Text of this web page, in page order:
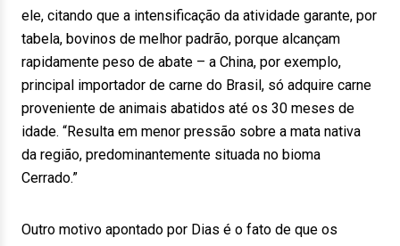
ele, citando que a intensificação da atividade garante, por
tabela, bovinos de melhor padrão, porque alcançam
rapidamente peso de abate – a China, por exemplo,
principal importador de carne do Brasil, só adquire carne
proveniente de animais abatidos até os 30 meses de
idade. “Resulta em menor pressão sobre a mata nativa
da região, predominantemente situada no bioma
Cerrado.”
Outro motivo apontado por Dias é o fato de que os